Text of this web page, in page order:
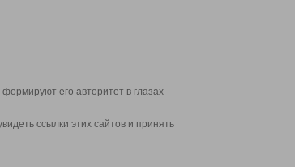
его авторитет в глазах
ссылки этих сайтов и принять